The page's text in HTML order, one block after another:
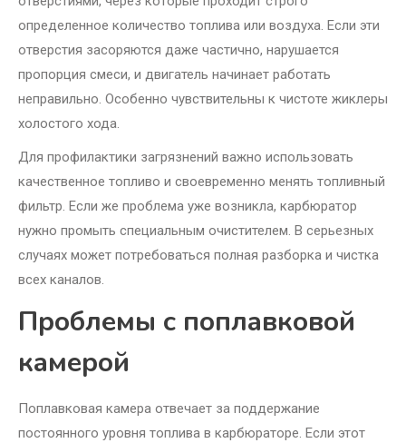
определенное количество топлива или воздуха. Если эти
отверстия засоряются даже частично, нарушается
пропорция смеси, и двигатель начинает работать
неправильно. Особенно чувствительны к чистоте жиклеры
холостого хода.
Для профилактики загрязнений важно использовать
качественное топливо и своевременно менять топливный
фильтр. Если же проблема уже возникла, карбюратор
нужно промыть специальным очистителем. В серьезных
случаях может потребоваться полная разборка и чистка
всех каналов.
Проблемы с поплавковой
камерой
Поплавковая камера отвечает за поддержание
постоянного уровня топлива в карбюраторе. Если этот